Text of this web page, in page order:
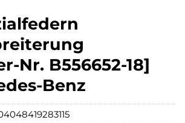
Nr. B556652-18]
Benz